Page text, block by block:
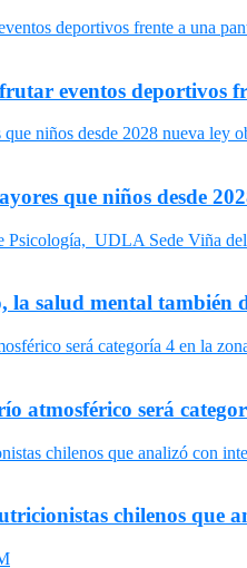
eventos deportivos
que niños desde
la salud mental también
atmosférico será
chilenos que